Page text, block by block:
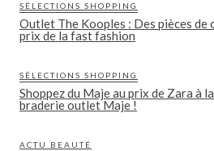
SÉLECTIONS SHOPPING
Outlet The Kooples : Des pièces de
prix de la fast fashion
SÉLECTIONS SHOPPING
Shoppez du Maje au prix de Zara à
braderie outlet Maje !
ACTU BEAUTÉ